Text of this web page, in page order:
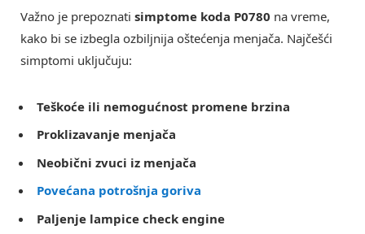
Važno je prepoznati simptome koda P0780 na vreme,
kako bi se izbegla ozbiljnija oštećenja menjača. Najčešći
simptomi uključuju:
Teškoće ili nemogućnost promene brzina
Proklizavanje menjača
Neobični zvuci iz menjača
Povećana potrošnja goriva
Paljenje lampice check engine